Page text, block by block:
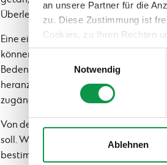
an unsere Partner für die
zu. Diese Zustimmung ist
Cookies, zu Ihren Rechten
teilweise zuzustimmen,
Einwilligungsauswahl
Notwendig
Ablehnen
Überlegen Sie sich wie viel Platz der
Eine einfache Skizze auf einem Blatt
können helfen sich über die benötigte
Bedenken Sie, dass Sie womöglich
heranzukommen. Fahrräder, mit
zugänglich sein.
Von der Art der Nutzung ist auch
soll. Wäre eine angeschlossene
bestimmten Dinge im Freien vor der